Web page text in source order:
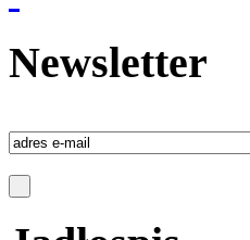
Newsletter